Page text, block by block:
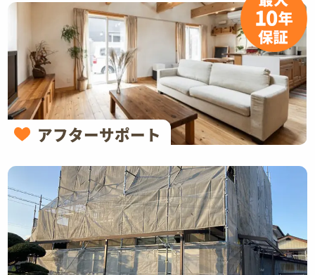
アフターサポート